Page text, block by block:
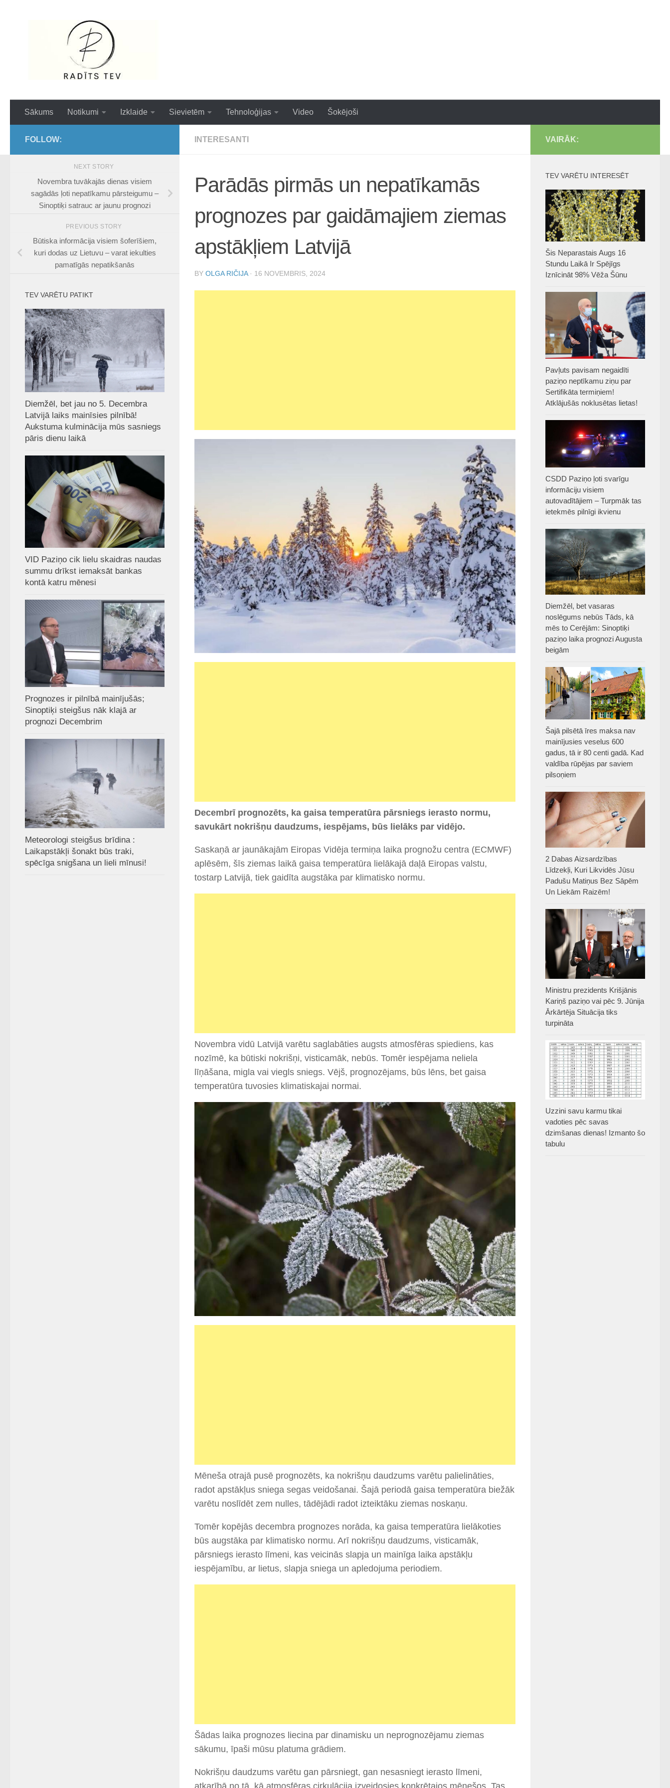
Sākums Notikumi Izklaide Sievietēm Tehnoloģijas Video Šokējoši
INTERESANTI
Parādās pirmās un nepatīkamās
prognozes par gaidāmajiem ziemas
apstākļiem Latvijā
BY OLGA RIČIJA · 16 NOVEMBRIS, 2024
Decembrī prognozēts, ka gaisa temperatūra pārsniegs ierasto normu,
savukārt nokrišņu daudzums, iespējams, būs lielāks par vidējo.
Saskaņā ar jaunākajām Eiropas Vidēja termiņa laika prognožu centra (ECMWF)
aplēsēm, šīs ziemas laikā gaisa temperatūra lielākajā daļā Eiropas valstu,
tostarp Latvijā, tiek gaidīta augstāka par klimatisko normu.
Novembra vidū Latvijā varētu saglabāties augsts atmosfēras spiediens, kas
nozīmē, ka būtiski nokrišņi, visticamāk, nebūs. Tomēr iespējama neliela
līņāšana, migla vai viegls sniegs. Vējš, prognozējams, būs lēns, bet gaisa
temperatūra tuvosies klimatiskajai normai.
Mēneša otrajā pusē prognozēts, ka nokrišņu daudzums varētu palielināties,
radot apstākļus sniega segas veidošanai. Šajā periodā gaisa temperatūra biežāk
varētu noslīdēt zem nulles, tādējādi radot izteiktāku ziemas noskaņu.
Tomēr kopējās decembra prognozes norāda, ka gaisa temperatūra lielākoties
būs augstāka par klimatisko normu. Arī nokrišņu daudzums, visticamāk,
pārsniegs ierasto līmeni, kas veicinās slapja un mainīga laika apstākļu
iespējamību, ar lietus, slapja sniega un apledojuma periodiem.
Šādas laika prognozes liecina par dinamisku un neprognozējamu ziemas
sākumu, īpaši mūsu platuma grādiem.
Nokrišņu daudzums varētu gan pārsniegt, gan nesasniegt ierasto līmeni,
FOLLOW:
NEXT STORY
Novembra tuvākajās dienas visiem
sagādās ļoti nepatīkamu pārsteigumu –
Sinoptiķi satrauc ar jaunu prognozi
PREVIOUS STORY
Būtiska informācija visiem šoferīšiem,
kuri dodas uz Lietuvu – varat iekulties
pamatīgās nepatikšanās
TEV VARĒTU PATIKT
Diemžēl, bet jau no 5. Decembra
Latvijā laiks mainīsies pilnībā!
Aukstuma kulminācija mūs sasniegs
pāris dienu laikā
VID Paziņo cik lielu skaidras naudas
summu drīkst iemaksāt bankas
kontā katru mēnesi
Prognozes ir pilnībā mainījušās;
Sinoptiķi steigšus nāk klajā ar
prognozi Decembrim
Meteorologi steigšus brīdina :
Laikapstākļi šonakt būs traki,
spēcīga snigšana un lieli mīnusi!
VAIRĀK:
TEV VARĒTU INTERESĒT
Šis Neparastais Augs 16
Stundu Laikā Ir Spējīgs
Iznīcināt 98% Vēža Šūnu
Pavļuts pavisam negaidīti
paziņo neptīkamu ziņu par
Sertifikāta termiņiem!
Atklājušās noklusētas lietas!
CSDD Paziņo ļoti svarīgu
informāciju visiem
autovadītājiem – Turpmāk tas
ietekmēs pilnīgi ikvienu
Diemžēl, bet vasaras
noslēgums nebūs Tāds, kā
mēs to Cerējām: Sinoptiķi
paziņo laika prognozi Augusta
beigām
Šajā pilsētā īres maksa nav
mainījusies veselus 600
gadus, tā ir 80 centi gadā. Kad
valdība rūpējas par saviem
pilsoņiem
2 Dabas Aizsardzības
Līdzekļi, Kuri Likvidēs Jūsu
Padušu Matiņus Bez Sāpēm
Un Liekām Raizēm!
Ministru prezidents Krišjānis
Kariņš paziņo vai pēc 9. Jūnija
Ārkārtēja Situācija tiks
turpināta
Uzzini savu karmu tikai
vadoties pēc savas
dzimšanas dienas! Izmanto šo
tabulu